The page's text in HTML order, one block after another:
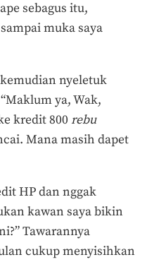
sebagus itu,
muka saya
nyeletuk
ya, Wak,
kredit 800 rebu
Mana masih dapet
HP dan nggak
kawan saya bikin
Tawarannya
cukup menyisihkan